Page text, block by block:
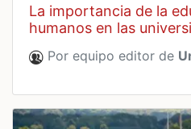
la importancia de la educación en derechos
humanos en las
Por equipo editor de